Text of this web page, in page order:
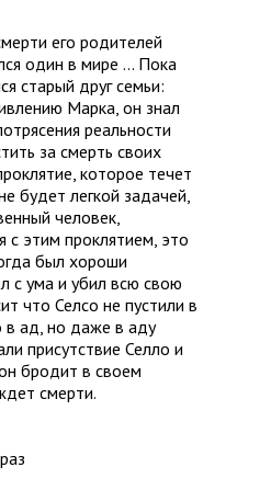
его родителей
один в мире ... Пока
старый друг семьи:
Марка, он знал
реальности
за смерть своих
которое течет
будет легкой задачей,
человек,
с этим проклятием, это
был хороши
с ума и убил всю свою
что Селсо не пустили в
в ад, но даже в аду
присутствие Селло и
бродит в своем
смерти.